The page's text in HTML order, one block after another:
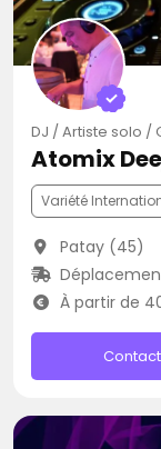
DJ / Artiste solo /
Atomix
Variété
Patay (45)
À partir de